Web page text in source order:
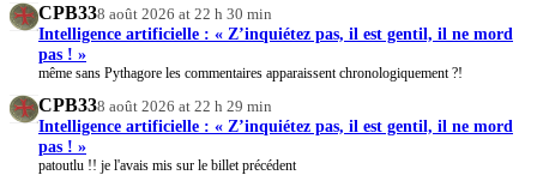
CPB338 août 2026 at 22 h 30 min
Intelligence artificielle : « Z’inquiétez pas, il est gentil, il ne mord
pas ! »
même sans Pythagore les commentaires apparaissent chronologiquement ?!
CPB338 août 2026 at 22 h 29 min
Intelligence artificielle : « Z’inquiétez pas, il est gentil, il ne mord
pas ! »
patoutlu !! je l'avais mis sur le billet précédent